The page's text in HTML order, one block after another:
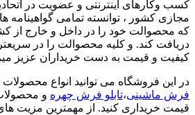
کسب وکارهای اینترنتی و عضویت در
مجازی کشور ، توانسته تمامی گواهینامه
که محصوالت خود را در داخل و خارج از
دریافت کند. و کلیه محصوالت را در
کیفیت و قیمت به دست خریداران عزیز
در این فروشگاه می توانید انواع
فرش ماشینی،تابلو فرش چهره و
قیمت خریداری کنید. از مهمترین مزیت